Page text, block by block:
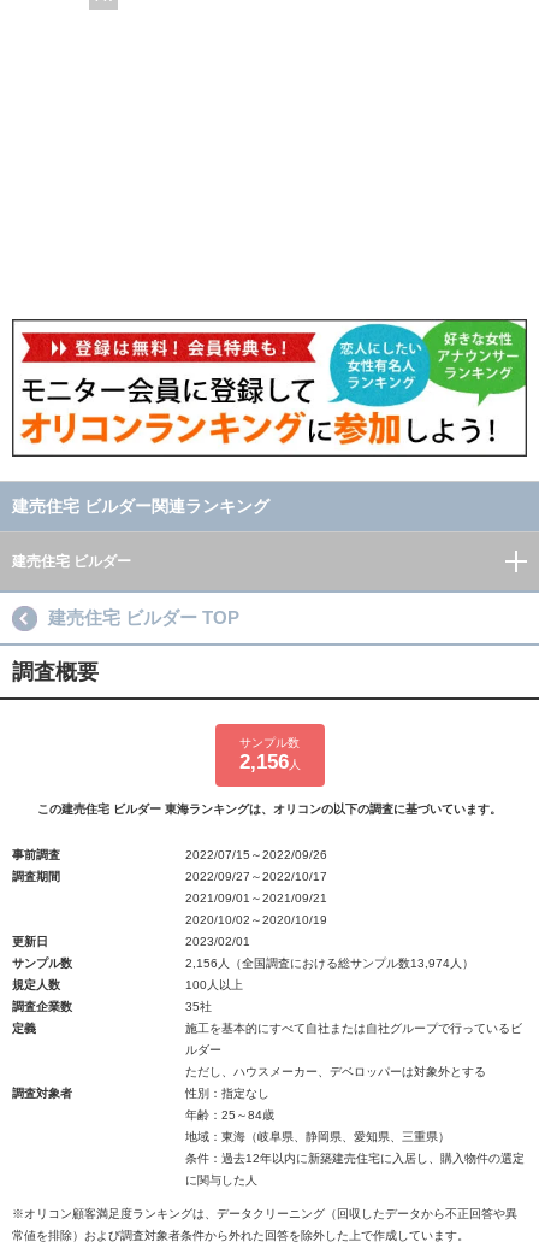
建売住宅 ビルダー関連ランキング
建売住宅 ビルダー
建売住宅 ビルダー TOP
調査概要
サンプル数
2,156人
この建売住宅 ビルダー 東海ランキングは、オリコンの以下の調査に基づいています。
事前調査
2022/07/15～2022/09/26
調査期間
2022/09/27～2022/10/17
2021/09/01～2021/09/21
2020/10/02～2020/10/19
更新日
2023/02/01
サンプル数
2,156人（全国調査における総サンプル数13,974人）
規定人数
100人以上
調査企業数
35社
定義
施工を基本的にすべて自社または自社グループで行っているビ
ルダー
ただし、ハウスメーカー、デベロッパーは対象外とする
調査対象者
性別：指定なし
年齢：25～84歳
地域：東海（岐阜県、静岡県、愛知県、三重県）
条件：過去12年以内に新築建売住宅に入居し、購入物件の選定
に関与した人
※オリコン顧客満足度ランキングは、データクリーニング（回収したデータから不正回答や異
常値を排除）および調査対象者条件から外れた回答を除外した上で作成しています。